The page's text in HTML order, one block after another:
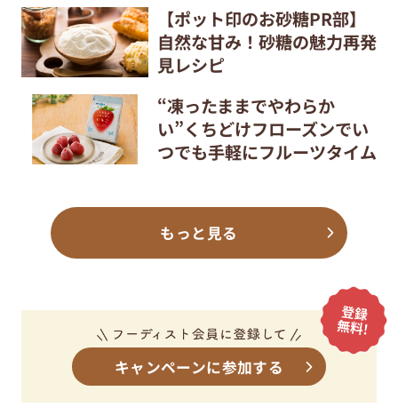
【ポット印のお砂糖PR部】
自然な甘み！砂糖の魅力再発
見レシピ
“凍ったままでやわらか
い”くちどけフローズンでい
つでも手軽にフルーツタイム
もっと見る
キャンペーンに参加する